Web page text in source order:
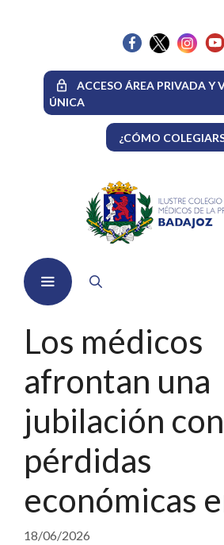
ACCESO ÁREA PRIVADA Y
ÚNICA
¿CÓMO
Los médicos
afrontan una
jubilación con
pérdidas
económicas
18/06/2026